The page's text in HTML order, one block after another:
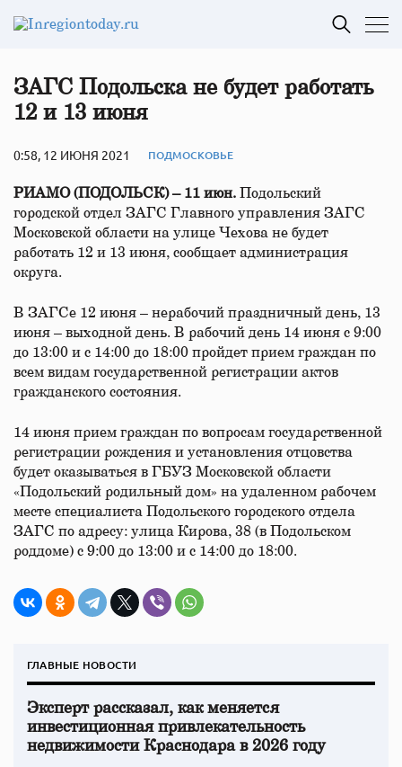
ЗАГС Подольска не будет работать
12 и 13 июня
0:58, 12 ИЮНЯ 2021 ПОДМОСКОВЬЕ
РИАМО (ПОДОЛЬСК) – 11 июн. Подольский
городской отдел ЗАГС Главного управления ЗАГС
Московской области на улице Чехова не будет
работать 12 и 13 июня, сообщает администрация
округа.
В ЗАГСе 12 июня – нерабочий праздничный день, 13
июня – выходной день. В рабочий день 14 июня с 9:00
до 13:00 и с 14:00 до 18:00 пройдет прием граждан по
всем видам государственной регистрации актов
гражданского состояния.
14 июня прием граждан по вопросам государственной
регистрации рождения и установления отцовства
будет оказываться в ГБУЗ Московской области
«Подольский родильный дом» на удаленном рабочем
месте специалиста Подольского городского отдела
ЗАГС по адресу: улица Кирова, 38 (в Подольском
роддоме) с 9:00 до 13:00 и с 14:00 до 18:00.
ГЛАВНЫЕ НОВОСТИ
Эксперт рассказал, как меняется
инвестиционная привлекательность
недвижимости Краснодара в 2026 году